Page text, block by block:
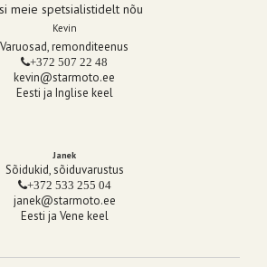
meie spetsialistidelt nõu
Kevin
Varuosad, remonditeenus
+372 507 22 48
kevin@starmoto.ee
Eesti ja Inglise keel
Janek
Sõidukid, sõiduvarustus
+372 533 255 04
janek@starmoto.ee
Eesti ja Vene keel